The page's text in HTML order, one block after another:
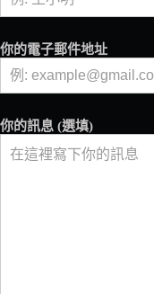
你的電子郵件地址
你的訊息 (選填)